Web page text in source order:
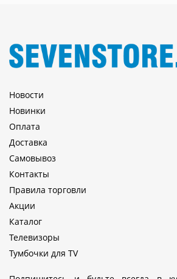
Новости
Новинки
Оплата
Доставка
Самовывоз
Контакты
Правила торговли
Акции
Каталог
Телевизоры
Тумбочки для TV